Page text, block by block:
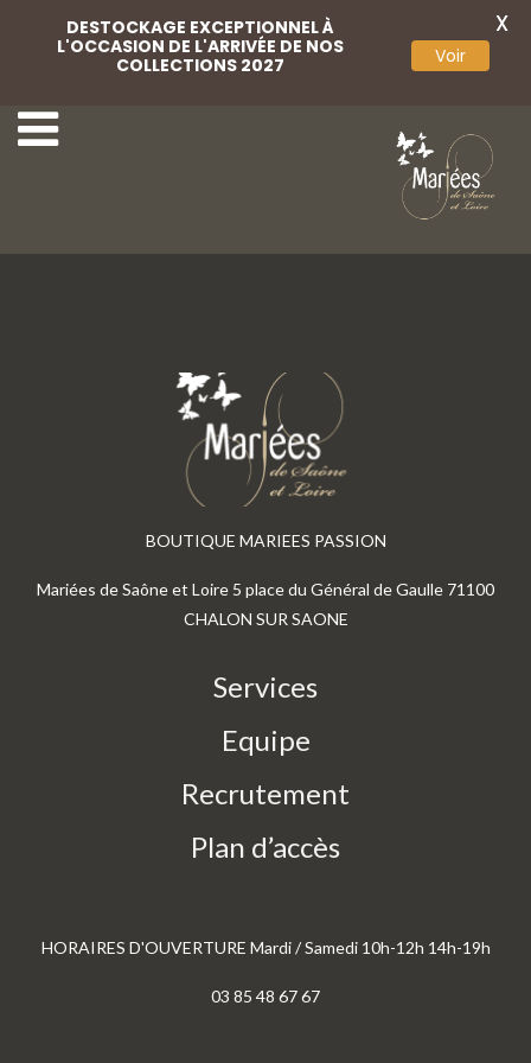
BOUTIQUE MARIEES PASSION
Mariées de Saône et Loire 5 place du Général de Gaulle 71100
CHALON SUR SAONE
Services
Equipe
Recrutement
Plan d’accès
HORAIRES D'OUVERTURE Mardi / Samedi 10h-12h 14h-19h
03 85 48 67 67
DESTOCKAGE EXCEPTIONNEL À
L'OCCASION DE L'ARRIVÉE DE NOS
COLLECTIONS 2027
Voir
X